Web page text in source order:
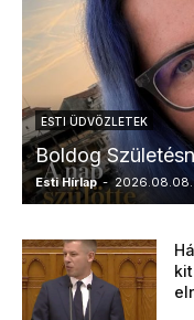
ESTI ÜDVÖZLETEK
Boldog
Esti Hírlap - 2026.08.08.